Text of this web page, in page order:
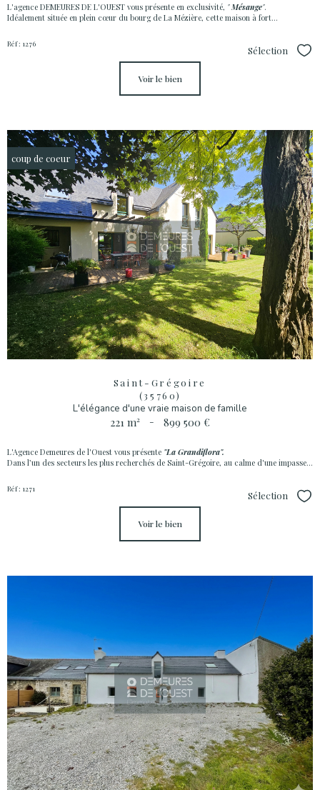
L'agence DEMEURES DE L'OUEST vous présente en exclusivité, " Mésange".
Idéalement située en plein cœur du bourg de La Mézière, cette maison à fort...
Réf : 1276
Sélection
voir le bien
coup de coeur
Saint-Grégoire
(35760)
L'élégance d'une vraie maison de famille
221 m² - 899 500 €
L'Agence Demeures de l'Ouest vous présente "La Grandiflora".
Dans l’un des secteurs les plus recherchés de Saint-Grégoire, au calme d'une impasse...
Réf : 1271
Sélection
voir le bien